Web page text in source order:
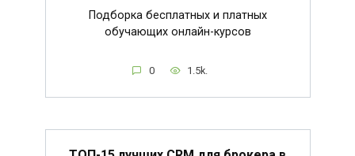
Подборка бесплатных и платных
обучающих онлайн-курсов
0 1.5k.